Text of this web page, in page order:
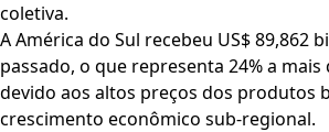
coletiva.
A América do Sul recebeu US$ 89,862
passado, o que representa 24% a mais
devido aos altos preços dos produtos
crescimento econômico sub-regional.